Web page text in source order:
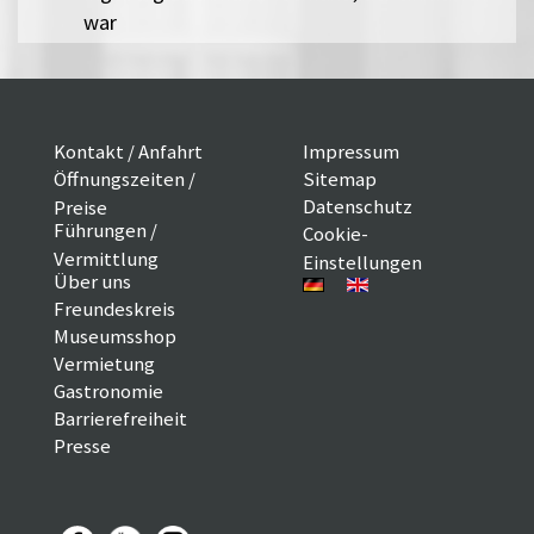
war
Kontakt / Anfahrt
Öffnungszeiten /
Preise
Führungen /
Vermittlung
Über uns
Freundeskreis
Museumsshop
Vermietung
Gastronomie
Barrierefreiheit
Presse
Impressum
Sitemap
Datenschutz
Cookie-
Einstellungen